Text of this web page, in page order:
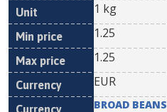
1 kg
1.25
1.25
EUR
BROAD